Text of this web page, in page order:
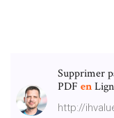
Supprimer
PDF en
http://